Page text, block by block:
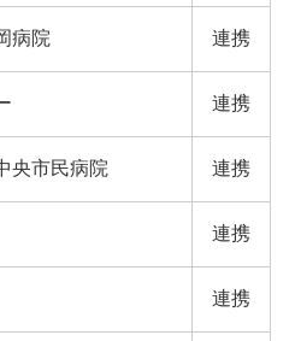
病院 連携
連携
央市民病院 連携
連携
連携